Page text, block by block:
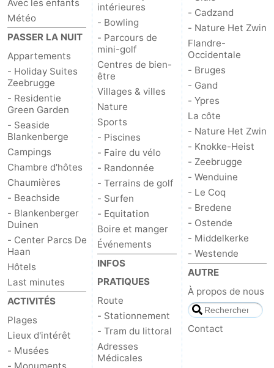
Avec les enfants
Météo
PASSER LA NUIT
Appartements
- Holiday Suites
Zeebrugge
- Residentie
Green Garden
- Seaside
Blankenberge
Campings
Chambre d'hôtes
Chaumières
- Beachside
- Blankenberger
Duinen
- Center Parcs De
Haan
Hôtels
Last minutes
ACTIVITÉS
Plages
Lieux d'intérêt
- Musées
intérieures
- Bowling
- Parcours de
mini-golf
Centres de bien-
être
Villages & villes
Nature
Sports
- Piscines
- Faire du vélo
- Randonnée
- Terrains de golf
- Surfen
- Equitation
Boire et manger
Événements
INFOS
PRATIQUES
Route
- Stationnement
- Tram du littoral
Adresses
Médicales
- Cadzand
- Nature Het Zwin
Flandre-
Occidentale
- Bruges
- Gand
- Ypres
La côte
- Nature Het Zwin
- Knokke-Heist
- Zeebrugge
- Wenduine
- Le Coq
- Bredene
- Ostende
- Middelkerke
- Westende
AUTRE
À propos de nous
Contact